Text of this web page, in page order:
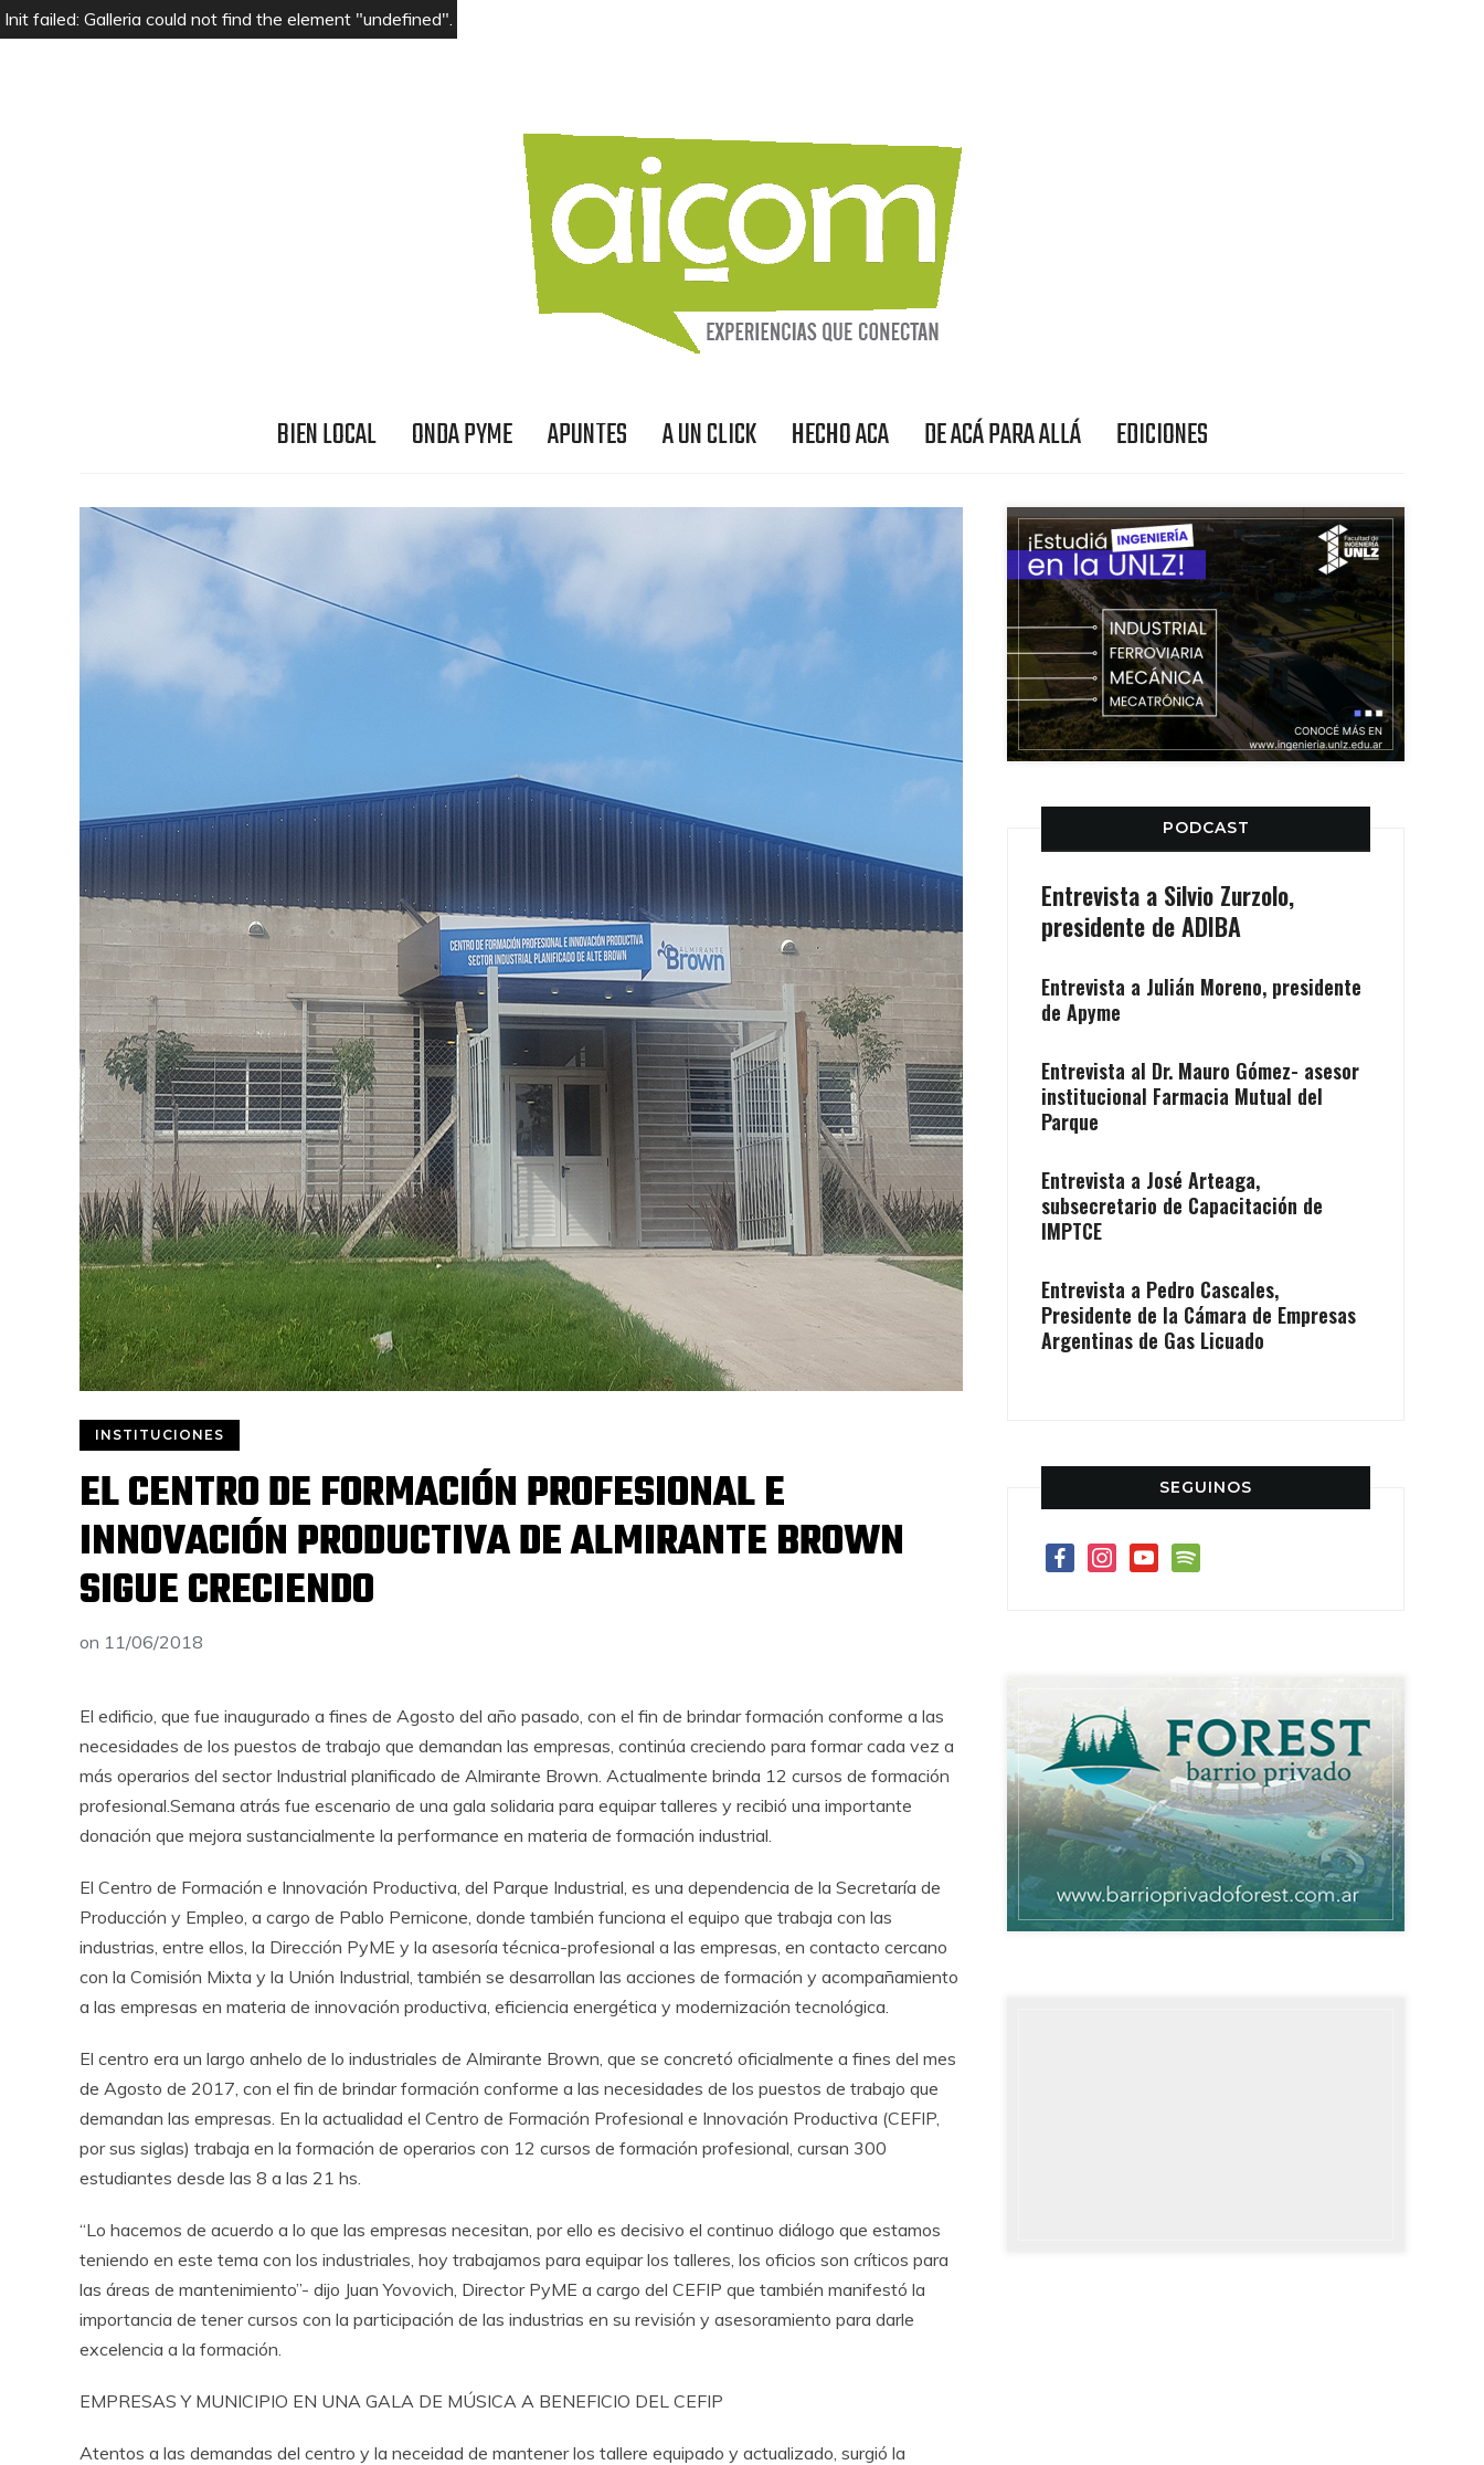
BIEN LOCAL ONDA PYME APUNTES A UN CLICK HECHO ACA DE ACÁ PARA ALLÁ EDICIONES
INSTITUCIONES
EL CENTRO DE FORMACIÓN PROFESIONAL E
INNOVACIÓN PRODUCTIVA DE ALMIRANTE BROWN
SIGUE CRECIENDO
on 11/06/2018
El edificio, que fue inaugurado a fines de Agosto del año pasado, con el fin de brindar formación conforme a las
necesidades de los puestos de trabajo que demandan las empresas, continúa creciendo para formar cada vez a
más operarios del sector Industrial planificado de Almirante Brown. Actualmente brinda 12 cursos de formación
profesional.Semana atrás fue escenario de una gala solidaria para equipar talleres y recibió una importante
donación que mejora sustancialmente la performance en materia de formación industrial.
El Centro de Formación e Innovación Productiva, del Parque Industrial, es una dependencia de la Secretaría de
Producción y Empleo, a cargo de Pablo Pernicone, donde también funciona el equipo que trabaja con las
industrias, entre ellos, la Dirección PyME y la asesoría técnica-profesional a las empresas, en contacto cercano
con la Comisión Mixta y la Unión Industrial, también se desarrollan las acciones de formación y acompañamiento
a las empresas en materia de innovación productiva, eficiencia energética y modernización tecnológica.
El centro era un largo anhelo de lo industriales de Almirante Brown, que se concretó oficialmente a fines del mes
de Agosto de 2017, con el fin de brindar formación conforme a las necesidades de los puestos de trabajo que
demandan las empresas. En la actualidad el Centro de Formación Profesional e Innovación Productiva (CEFIP,
por sus siglas) trabaja en la formación de operarios con 12 cursos de formación profesional, cursan 300
estudiantes desde las 8 a las 21 hs.
“Lo hacemos de acuerdo a lo que las empresas necesitan, por ello es decisivo el continuo diálogo que estamos
teniendo en este tema con los industriales, hoy trabajamos para equipar los talleres, los oficios son críticos para
las áreas de mantenimiento”- dijo Juan Yovovich, Director PyME a cargo del CEFIP que también manifestó la
importancia de tener cursos con la participación de las industrias en su revisión y asesoramiento para darle
excelencia a la formación.
EMPRESAS Y MUNICIPIO EN UNA GALA DE MÚSICA A BENEFICIO DEL CEFIP
Atentos a las demandas del centro y la neceidad de mantener los tallere equipado y actualizado, surgió la
PODCAST
Entrevista a Silvio Zurzolo,
presidente de ADIBA
Entrevista a Julián Moreno, presidente
de Apyme
Entrevista al Dr. Mauro Gómez- asesor
institucional Farmacia Mutual del
Parque
Entrevista a José Arteaga,
subsecretario de Capacitación de
IMPTCE
Entrevista a Pedro Cascales,
Presidente de la Cámara de Empresas
Argentinas de Gas Licuado
SEGUINOS
facebookinstagramyoutubespotify
Init failed: Galleria could not find the element "undefined".